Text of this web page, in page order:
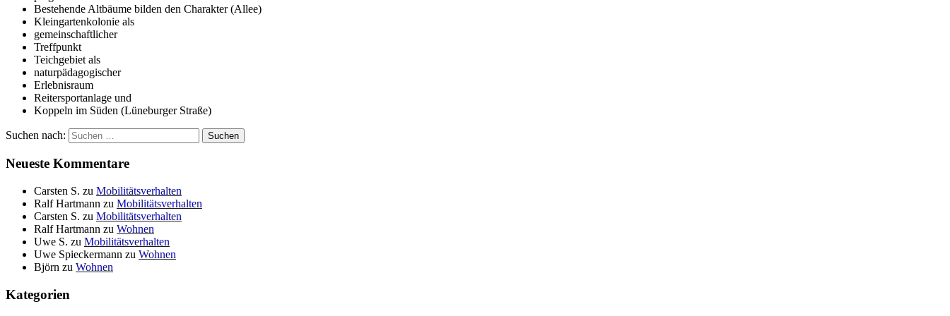
Bestehende Altbäume bilden den Charakter (Allee)
Kleingartenkolonie als
gemeinschaftlicher
Treffpunkt
Teichgebiet als
naturpädagogischer
Erlebnisraum
Reitersportanlage und
Koppeln im Süden (Lüneburger Straße)
Suchen nach: Suchen
Neueste Kommentare
Carsten S. zu Mobilitätsverhalten
Ralf Hartmann zu Mobilitätsverhalten
Carsten S. zu Mobilitätsverhalten
Ralf Hartmann zu Wohnen
Uwe S. zu Mobilitätsverhalten
Uwe Spieckermann zu Wohnen
Björn zu Wohnen
Kategorien